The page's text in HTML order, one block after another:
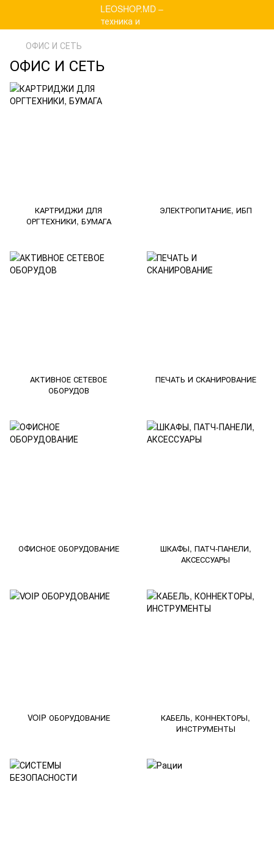
ОФИС И СЕТЬ
ОФИС И СЕТЬ
КАРТРИДЖИ ДЛЯ
ОРГТЕХНИКИ, БУМАГА
ЭЛЕКТРОПИТАНИЕ, ИБП
АКТИВНОЕ СЕТЕВОЕ
ОБОРУДОВ
ПЕЧАТЬ И СКАНИРОВАНИЕ
ОФИСНОЕ ОБОРУДОВАНИЕ
ШКАФЫ, ПАТЧ-ПАНЕЛИ,
АКСЕССУАРЫ
VOIP ОБОРУДОВАНИЕ
КАБЕЛЬ, КОННЕКТОРЫ,
ИНСТРУМЕНТЫ